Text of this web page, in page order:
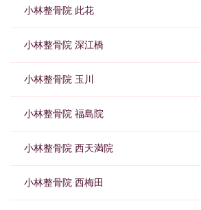
小林整骨院 此花
小林整骨院 深江橋
小林整骨院 玉川
小林整骨院 福島院
小林整骨院 西天満院
小林整骨院 西梅田